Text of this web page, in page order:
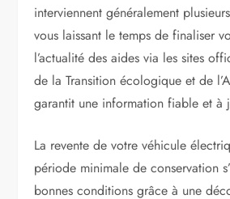
interviennent généralement
vous laissant le temps de finaliser
l’actualité des aides via les sites
de la Transition écologique et de
garantit une information fiable et à
La revente de votre véhicule
période minimale de conservation
bonnes conditions grâce à une